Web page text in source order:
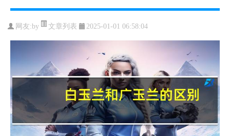
网友:by 文章列表 2025-01-01 06:58:04